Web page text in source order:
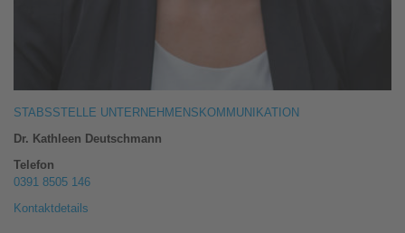
STABSSTELLE UNTERNEHMENSKOMMUNIKATION
Dr. Kathleen Deutschmann
Telefon
0391 8505 146
Kontaktdetails